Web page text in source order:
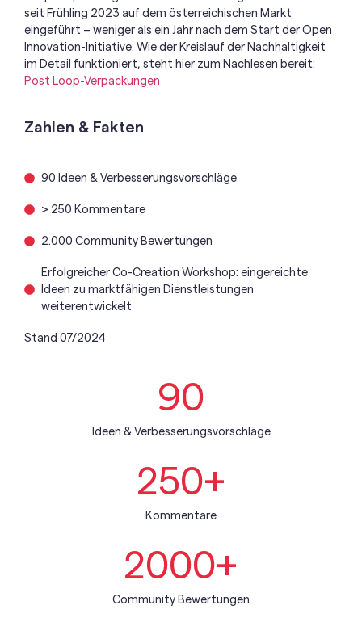
seit Frühling 2023 auf dem österreichischen Markt
eingeführt – weniger als ein Jahr nach dem Start der Open
Innovation-Initiative. Wie der Kreislauf der Nachhaltigkeit
im Detail funktioniert, steht hier zum Nachlesen bereit:
Post Loop-Verpackungen
Zahlen & Fakten
90 Ideen & Verbesserungsvorschläge
> 250 Kommentare
2.000 Community Bewertungen
Erfolgreicher Co-Creation Workshop: eingereichte
Ideen zu marktfähigen Dienstleistungen
weiterentwickelt
Stand 07/2024
Ideen & Verbesserungsvorschläge
90
Kommentare
250+
Community Bewertungen
2000+